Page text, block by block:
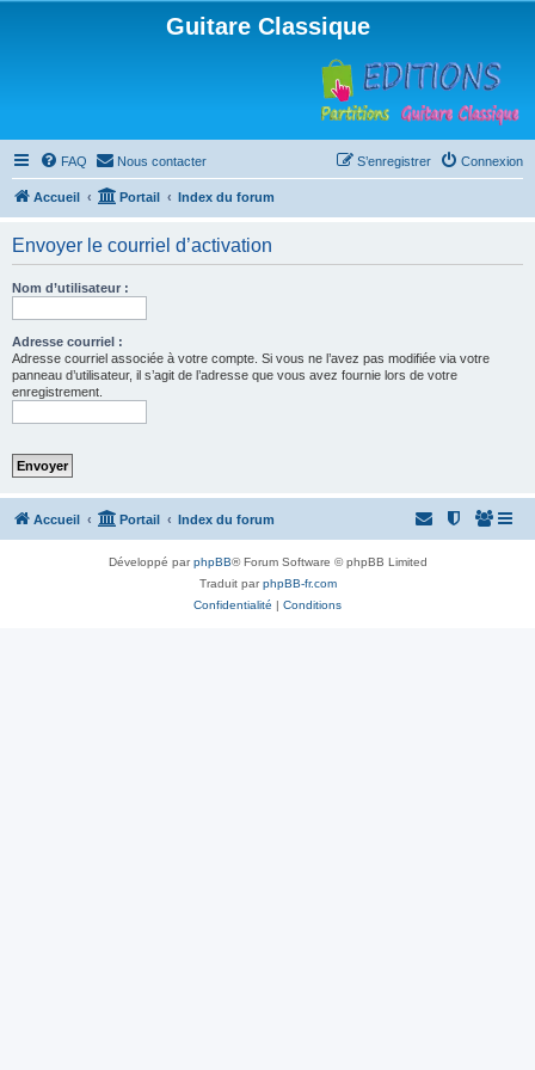
Guitare Classique
FAQ Nous contacter Connexion
S’enregistrer
Accueil Portail Index du forum
Envoyer le courriel d’activation
Nom d’utilisateur :
Adresse courriel :
Adresse courriel associée à votre compte. Si vous ne l’avez pas modifiée via votre
panneau d’utilisateur, il s’agit de l’adresse que vous avez fournie lors de votre
enregistrement.
Accueil Portail Index du forum
Développé parphpBB® Forum Software © phpBB Limited
Traduit parphpBB-fr.com
Confidentialité | Conditions